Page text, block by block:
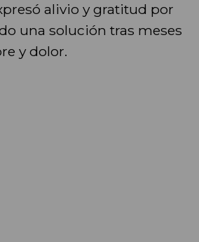
alivio y gratitud por
una solución tras meses
y dolor.